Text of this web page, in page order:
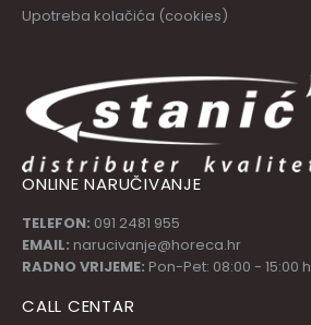
Upotreba kolačića (cookies)
ONLINE NARUČIVANJE
TELEFON: 091 2481 955
EMAIL: narucivanje@horeca.hr
RADNO VRIJEME: Pon-Pet: 08:00 - 15:00 h
CALL CENTAR